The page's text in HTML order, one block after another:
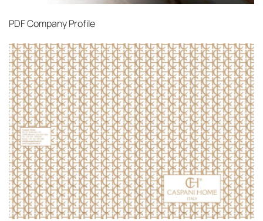
PDFCompany Profile